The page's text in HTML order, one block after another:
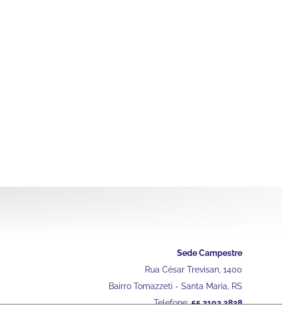
Sede Campestre
Rua César Trevisan, 1400
Bairro Tomazzeti - Santa Maria, RS
Telefone:55 2103 2828